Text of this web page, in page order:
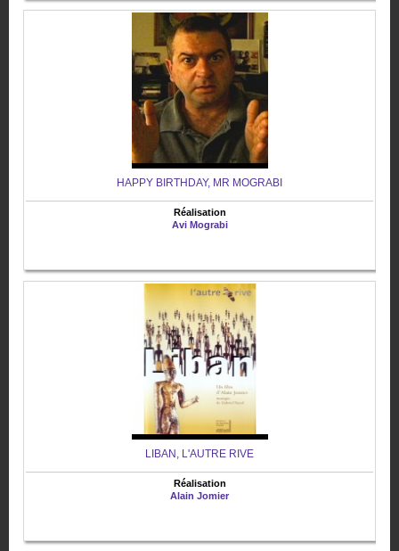
HAPPY BIRTHDAY, MR MOGRABI
Réalisation
Avi Mograbi
LIBAN, L'AUTRE RIVE
Réalisation
Alain Jomier